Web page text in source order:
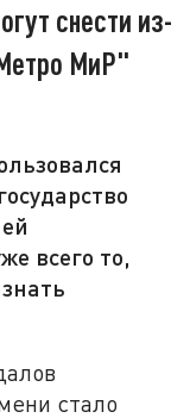
снести из-
МиР"
всего то,
стало